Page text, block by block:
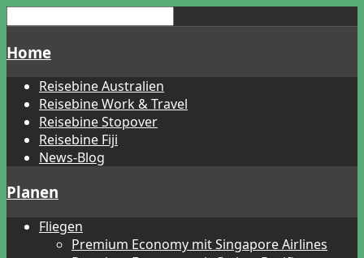
Home
Reisebine Australien
Reisebine Work & Travel
Reisebine Stopover
Reisebine Fiji
News-Blog
Planen
Fliegen
Premium Economy mit Singapore Airlines